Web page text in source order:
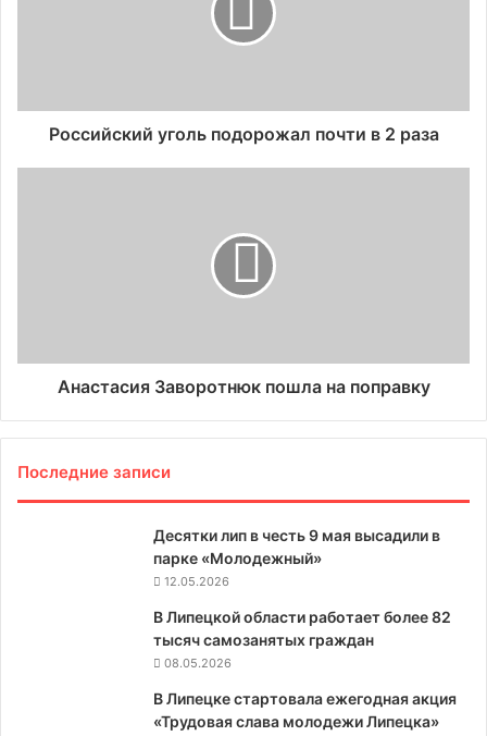
Российский уголь подорожал почти в 2 раза
Анастасия Заворотнюк пошла на поправку
Последние записи
Десятки лип в честь 9 мая высадили в
парке «Молодежный»
12.05.2026
В Липецкой области работает более 82
тысяч самозанятых граждан
08.05.2026
В Липецке стартовала ежегодная акция
«Трудовая слава молодежи Липецка»